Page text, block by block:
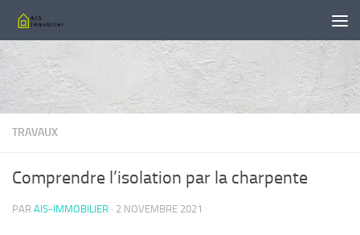
Skip to content
TRAVAUX
Comprendre l’isolation par la charpente
PAR AIS-IMMOBILIER · 2 NOVEMBRE 2021